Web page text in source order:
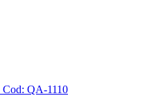
Cod: QA-1110